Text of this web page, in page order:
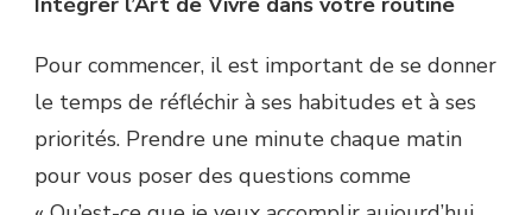
Pour commencer, il est important de se donner
le temps de réfléchir à ses habitudes et à ses
priorités. Prendre une minute chaque matin
pour vous poser des questions comme